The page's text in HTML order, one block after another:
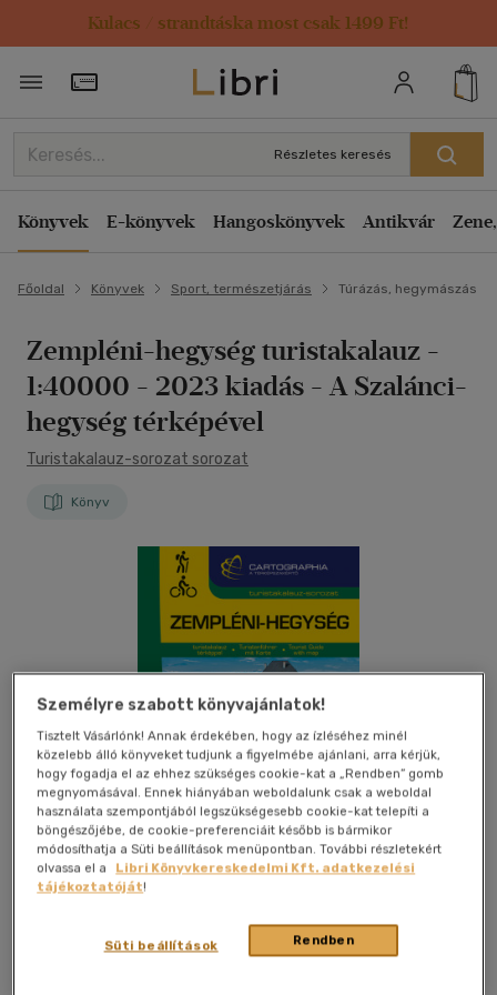
Kulacs / strandtáska most csak 1499 Ft!
Törzsvásárlói Kártya adatai
Részletes keresés
Könyvek E-könyvek Hangoskönyvek Antikvár
Főoldal Könyvek Sport, természetjárás Túrázás, hegymászás
Zempléni-hegység turistakalauz -
1:40000 - 2023 kiadás - A Szalánci-
hegység térképével
Turistakalauz-sorozat sorozat
Könyv
Megosztom
Személyre szabott könyvajánlatok!
Tisztelt Vásárlónk! Annak érdekében, hogy az ízléséhez minél
közelebb álló könyveket tudjunk a figyelmébe ajánlani, arra kérjük,
hogy fogadja el az ehhez szükséges cookie-kat a „Rendben” gomb
megnyomásával. Ennek hiányában weboldalunk csak a weboldal
használata szempontjából legszükségesebb cookie-kat telepíti a
böngészőjébe, de cookie-preferenciáit később is bármikor
módosíthatja a Süti beállítások menüpontban. További részletekért
olvassa el a
Libri Könyvkereskedelmi Kft. adatkezelési
tájékoztatóját!
Rendben
Süti beállítások